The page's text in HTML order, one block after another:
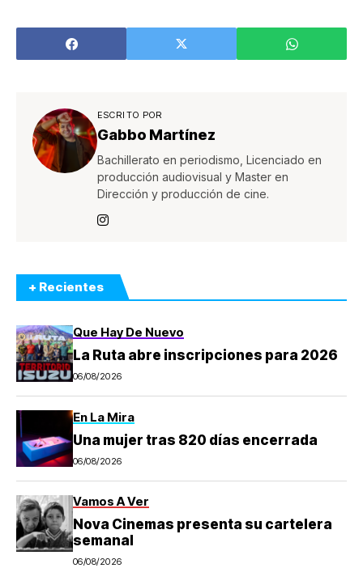
marco del Día
Internacional de
la No Violencia
ESCRITO POR
Gabbo Martínez
Bachillerato en periodismo, Licenciado en
producción audiovisual y Master en
Dirección y producción de cine.
+ Recientes
Que Hay De Nuevo
La Ruta abre inscripciones para 2026
06/08/2026
En La Mira
Una mujer tras 820 días encerrada
06/08/2026
Vamos A Ver
Nova Cinemas presenta su cartelera
semanal
06/08/2026